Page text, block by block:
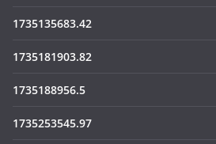
1735135683.42
1735181903.82
1735188956.5
1735253545.97